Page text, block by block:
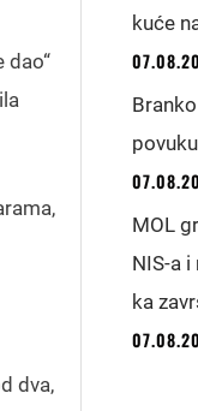
dao“
dva,
kuće
MOL
NIS-a
ka